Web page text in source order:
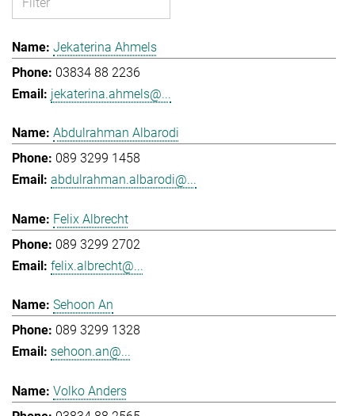
Jekaterina Ahmels
03834 88 2236
jekaterina.ahmels@...
Abdulrahman Albarodi
089 3299 1458
abdulrahman.albarodi@...
Felix Albrecht
089 3299 2702
felix.albrecht@...
Sehoon An
089 3299 1328
sehoon.an@...
Volko Anders